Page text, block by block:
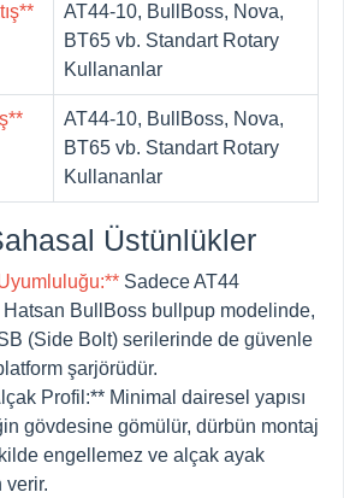
AT44-10, BullBoss, Nova,
BT65 vb. Standart Rotary
Kullananlar
AT44-10, BullBoss, Nova,
BT65 vb. Standart Rotary
Kullananlar
Üstünlükler
Sadece AT44
BullBoss bullpup modelinde,
(Side Bolt) serilerinde de güvenle
şarjörüdür.
Profil:** Minimal dairesel yapısı
gövdesine gömülür, dürbün montaj
engellemez ve alçak ayak
verir.